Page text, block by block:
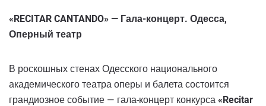
«RECITAR CANTANDO» — Гала-концерт. Одесса,
Оперный театр
В роскошных стенах Одесского национального
академического театра оперы и балета состоится
грандиозное событие — гала-концерт конкурса «Recitar